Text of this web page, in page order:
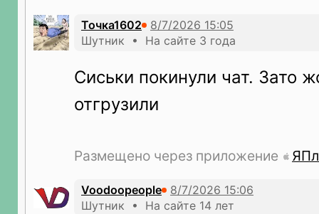
Точка1602
Шутник • На сайте 3 года
Сиськи покинули чат. Зато
отгрузили
Размещено через приложение
Voodoopeople
Шутник • На сайте 14 лет